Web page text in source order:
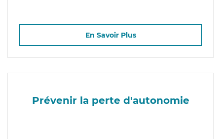
En Savoir Plus
Prévenir la perte d'autonomie